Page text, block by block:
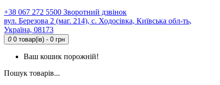
+38 067 272 5500 Зворотний дзвінок
вул. Березова 2 (маг. 214), с. Ходосівка, Київська обл-ть,
Україна, 08173
0 0 товар(ів) - 0 грн
Ваш кошик порожній!
Пошук товарів...